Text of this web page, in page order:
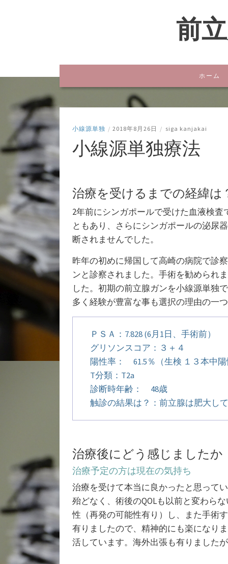
前
ホーム
小線源単独 / 2018年8月26日 / siga kanjakai
小線源単独療
治療を受けるまでの経緯は
2年前にシンガポールで受けた血液検
ともあり、さらにシンガポールの泌尿
断されませんでした。
昨年の初めに帰国して高崎の病院で診
ンと診察されました。手術を勧められ
した。初期の前立腺ガンを小線源単独
多く経験が豊富な事も選択の理由の一
ＰＳＡ：7.828 (6月1日、手術前）
グリソンスコア：３＋４
陽性率： 61.5％（生検 １３本中陽
T分類：T2a
診断時年齢： 48歳
触診の結果は？：前立腺は肥大し
治療後にどう感じましたか
治療予定の方は現在の気持ち
治療を受けて本当に良かったと思って
殆どなく、術後のQOLも以前と変わら
性（再発の可能性有り）し、また手術
有りましたので、精神的にも楽になり
活しています。海外出張も有りました